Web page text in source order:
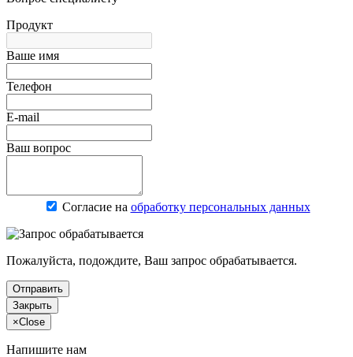
Продукт
Ваше имя
Телефон
E-mail
Ваш вопрос
Согласие на обработку персональных данных
Пожалуйста, подождите, Ваш запрос обрабатывается.
Отправить
Закрыть
×Close
Напишите нам